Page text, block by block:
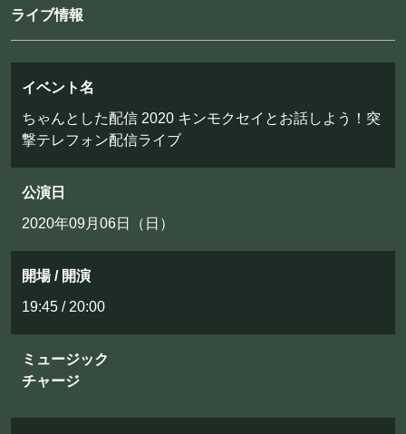
FOOD&DRINK
フード&ドリンク
PRIVATE
貸切パーティー・ホールレンタル
BOOKING
ライブ出演について
ライブ情報
イベント名
ちゃんとした配信 2020 キンモクセイとお話しよう！突
撃テレフォン配信ライブ
公演日
2020年09月06日（日）
開場 / 開演
19:45 / 20:00
ミュージック
チャージ